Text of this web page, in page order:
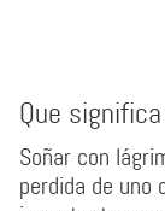
Que
Soñar con
perdida de uno